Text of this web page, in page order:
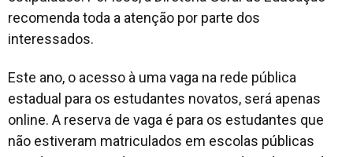
recomenda toda a atenção por parte dos
interessados.
Este ano, o acesso à uma vaga na rede pública
estadual para os estudantes novatos, será apenas
online. A reserva de vaga é para os estudantes que
não estiveram matriculados em escolas públicas